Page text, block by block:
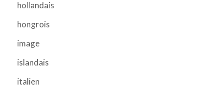
hollandais
hongrois
image
islandais
italien